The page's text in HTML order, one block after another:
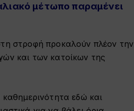
μέτωπο παραμένει
στροφή προκαλούν πλέον την
και των κατοίκων της
εδώ και